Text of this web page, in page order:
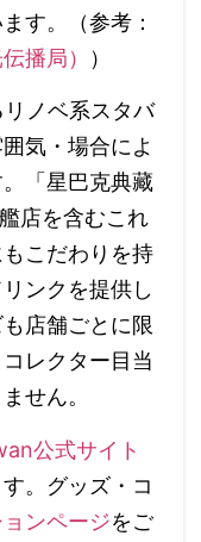
す。（参考：
播局）
）
ノベ系スタバ
気・場合によ
「星巴克典藏
店を含むこれ
こだわりを持
ンクを提供し
店舗ごとに限
レクター目当
せん。
公式サイト
。グッズ・コ
ンページをご